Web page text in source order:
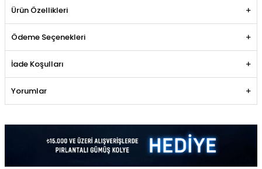
Ürün Özellikleri
Ödeme Seçenekleri
İade Koşulları
Yorumlar